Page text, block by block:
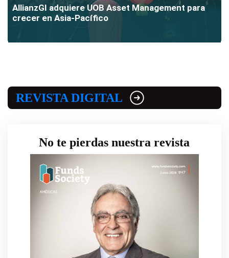
AllianzGI adquiere UOB Asset Management para
crecer en Asia-Pacífico
REVISTA DIGITAL
No te pierdas nuestra revista